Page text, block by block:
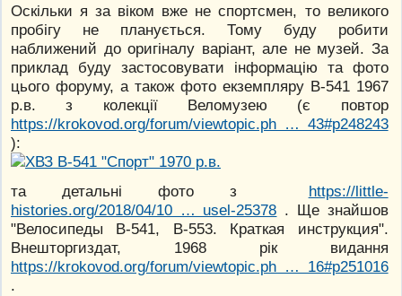
Оскільки я за віком вже не спортсмен, то великого
пробігу не планується. Тому буду робити
наближений до оригіналу варіант, але не музей. За
приклад буду застосовувати інформацію та фото
цього форуму, а також фото екземпляру В-541 1967
р.в. з колекції Веломузею (є повтор
https://krokovod.org/forum/viewtopic.ph … 43#p248243
):
та детальні фото з https://little-
histories.org/2018/04/10 … usel-25378 . Ще знайшов
"Велосипеды В-541, В-553. Краткая инструкция".
Внешторгиздат, 1968 рік видання
https://krokovod.org/forum/viewtopic.ph … 16#p251016
.